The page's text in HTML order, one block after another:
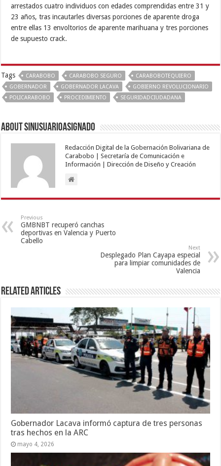
arrestados cuatro individuos con edades comprendidas entre 31 y
23 años, tras incautarles diversas porciones de aparente droga
entre ellas 13 envoltorios de aparente marihuana y tres porciones
de supuesto crack.
Tags CARABOBO CARABOBO SEGURO
CARABOBOTEQUIERO
GOBERNADOR
GOBERNADOR LACAVA
GOBIERNO REVOLUCIONARIO
POLICARABOBO
PROCEDIMIENTO SEGURIDADCIUDADANA
About sinusuarioasignado
Redacción Digital de la Gobernación Bolivariana de
Carabobo | Secretaría de Comunicación e
Información | Dirección de Diseño y Creación
Previous
GMBNBT recuperó canchas
deportivas en Valencia y Puerto
Cabello
Next
Desplegado Plan Cayapa especial
para limpiar comunidades de
Valencia
Related Articles
Gobernador Lacava informó captura de tres personas
tras hechos en la ARC
mayo 4, 2026